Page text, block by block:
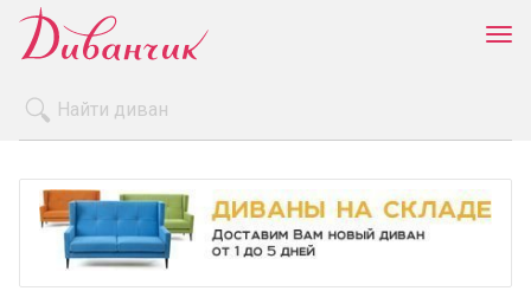
Оплата и доставка
Контакты